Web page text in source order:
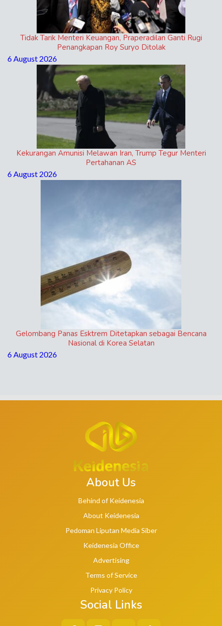
Tidak Tarik Menteri Keuangan, Praperadilan Ganti Rugi
Penangkapan Roy Suryo Ditolak
6 August 2026
Kekurangan Amunisi Melawan Iran, Trump Tegur Menteri
Pertahanan AS
6 August 2026
Gelombang Panas Esktrem Ditetapkan sebagai Bencana
Nasional di Korea Selatan
6 August 2026
About Us
Behind of Keidenesia
About Keidenesia
Pedoman Liputan Media Siber
Keidenesia Office
Advertising
Terms of Service
Privacy Policy
Social Links